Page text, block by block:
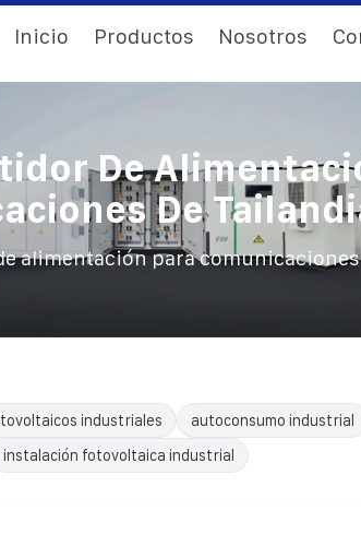
Inicio Productos Nosotros
De
De
alimentación para comunicaciones
industriales autoconsumo industrial
instalación fotovoltaica industrial